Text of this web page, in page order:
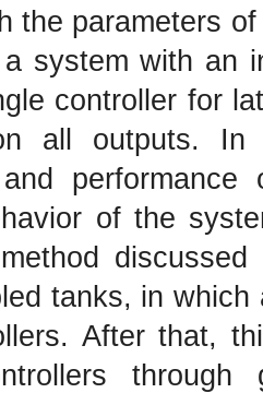
the parameters
a system with an
controller for
all outputs.
and
of the
tanks, in
After that,
through